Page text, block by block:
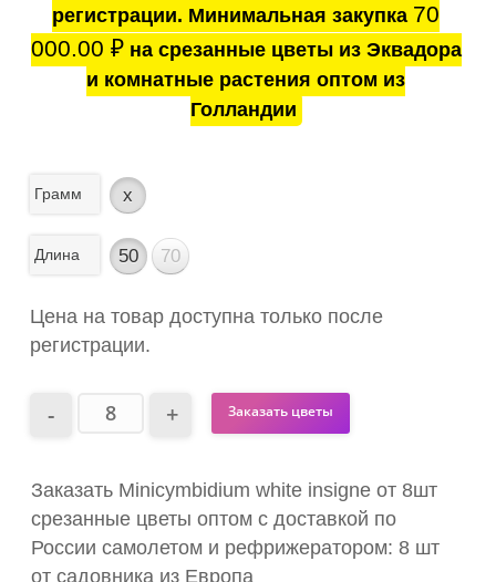
регистрации. Минимальная закупка 70
000.00 ₽на срезанные цветы из Эквадора
и комнатные растения оптом из
Голландии
Грамм x
Длина 50 70
Цена на товар доступна только после
регистрации.
Заказать цветы
Заказать Minicymbidium white insigne от 8шт
срезанные цветы оптом с доставкой по
России самолетом и рефрижератором: 8 шт
от садовника из Европа